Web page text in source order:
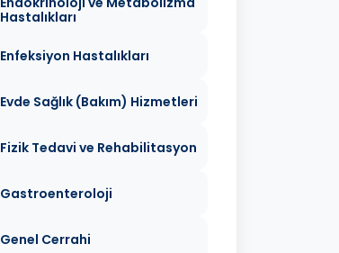
Hastalıkları
Enfeksiyon Hastalıkları
Evde Sağlık (Bakım) Hizmetleri
Fizik Tedavi ve Rehabilitasyon
Gastroenteroloji
Genel Cerrahi